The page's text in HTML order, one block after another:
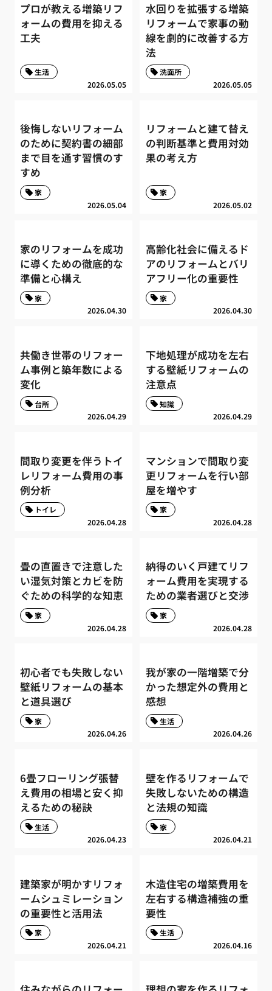
プロが教える増築リフ
ォームの費用を抑える
工夫
2026.05.05
生活
水回りを拡張する増築
リフォームで家事の動
線を劇的に改善する方
法
2026.05.05
洗面所
後悔しないリフォーム
のために契約書の細部
まで目を通す習慣のす
すめ
2026.05.04
家
リフォームと建て替え
の判断基準と費用対効
果の考え方
2026.05.02
家
家のリフォームを成功
に導くための徹底的な
準備と心構え
2026.04.30
家
高齢化社会に備えるド
アのリフォームとバリ
アフリー化の重要性
2026.04.30
家
共働き世帯のリフォー
ム事例と築年数による
変化
2026.04.29
台所
下地処理が成功を左右
する壁紙リフォームの
注意点
2026.04.29
知識
間取り変更を伴うトイ
レリフォーム費用の事
例分析
2026.04.28
トイレ
マンションで間取り変
更リフォームを行い部
屋を増やす
2026.04.28
家
畳の直置きで注意した
い湿気対策とカビを防
ぐための科学的な知恵
2026.04.28
家
納得のいく戸建てリフ
ォーム費用を実現する
ための業者選びと交渉
2026.04.28
家
初心者でも失敗しない
壁紙リフォームの基本
と道具選び
2026.04.26
家
我が家の一階増築で分
かった想定外の費用と
感想
2026.04.26
生活
6畳フローリング張替
え費用の相場と安く抑
えるための秘訣
2026.04.23
生活
壁を作るリフォームで
失敗しないための構造
と法規の知識
2026.04.21
家
建築家が明かすリフォ
ームシュミレーション
の重要性と活用法
2026.04.21
家
木造住宅の増築費用を
左右する構造補強の重
要性
2026.04.16
生活